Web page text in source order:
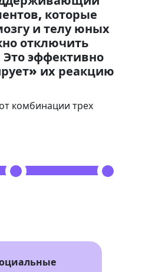
которые
и телу юных
отключить
Это эффективно
их реакцию
комбинации трех